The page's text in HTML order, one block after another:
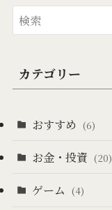
カテゴリー
おすすめ (6)
お金・投資 (20)
ゲーム (4)